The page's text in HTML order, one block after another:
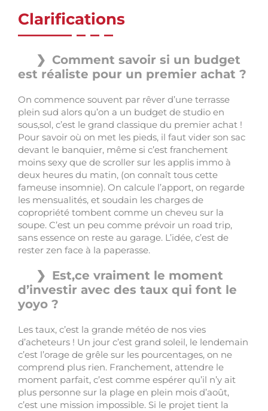
Clarifications
Comment savoir si un budget
est réaliste pour un premier achat ?
On commence souvent par rêver d’une terrasse
plein sud alors qu’on a un budget de studio en
sous,sol, c’est le grand classique du premier achat !
Pour savoir où on met les pieds, il faut vider son sac
devant le banquier, même si c’est franchement
moins sexy que de scroller sur les applis immo à
deux heures du matin, (on connaît tous cette
fameuse insomnie). On calcule l’apport, on regarde
les mensualités, et soudain les charges de
copropriété tombent comme un cheveu sur la
soupe. C’est un peu comme prévoir un road trip,
sans essence on reste au garage. L’idée, c’est de
rester zen face à la paperasse.
Est,ce vraiment le moment
d’investir avec des taux qui font le
yoyo ?
Les taux, c’est la grande météo de nos vies
d’acheteurs ! Un jour c’est grand soleil, le lendemain
c’est l’orage de grêle sur les pourcentages, on ne
comprend plus rien. Franchement, attendre le
moment parfait, c’est comme espérer qu’il n’y ait
plus personne sur la plage en plein mois d’août,
c’est une mission impossible. Si le projet tient la